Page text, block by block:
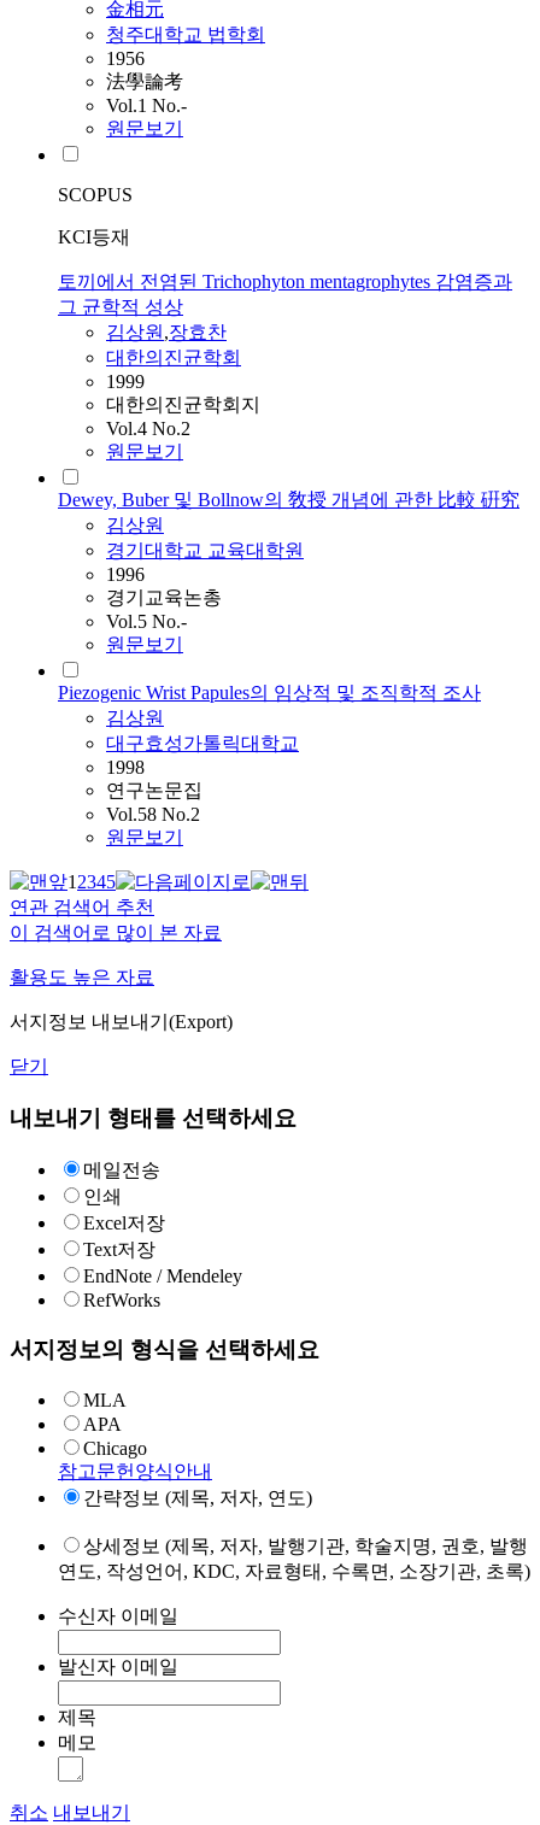
金相元
청주대학교 법학회
1956
法學論考
Vol.1 No.-
원문보기
SCOPUS
KCI등재
토끼에서 전염된 Trichophyton mentagrophytes 감염증과
그 균학적 성상
김상원,장효찬
대한의진균학회
1999
대한의진균학회지
Vol.4 No.2
원문보기
Dewey, Buber 및 Bollnow의 敎授 개념에 관한 比較 硏究
김상원
경기대학교 교육대학원
1996
경기교육논총
Vol.5 No.-
원문보기
Piezogenic Wrist Papules의 임상적 및 조직학적 조사
김상원
대구효성가톨릭대학교
1998
연구논문집
Vol.58 No.2
원문보기
12345
연관 검색어 추천
이 검색어로 많이 본 자료
활용도 높은 자료
서지정보 내보내기(Export)
닫기
내보내기 형태를 선택하세요
메일전송
인쇄
Excel저장
Text저장
EndNote / Mendeley
RefWorks
서지정보의 형식을 선택하세요
MLA
APA
Chicago
참고문헌양식안내
간략정보 (제목, 저자, 연도)
상세정보 (제목, 저자, 발행기관, 학술지명, 권호, 발행
연도, 작성언어, KDC, 자료형태, 수록면, 소장기관, 초록)
수신자 이메일
발신자 이메일
제목
메모
취소 내보내기